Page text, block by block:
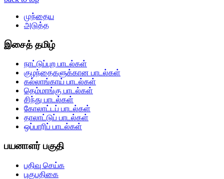
முந்தைய
அடுத்த
இசைத் தமிழ்
நாட்டுப்புற பாடல்கள்
குழந்தைகளுக்கான பாடல்கள்
கல்லாங்காய் பாடல்கள்
தெம்மாங்கு பாடல்கள்
சிந்து பாடல்கள்
கோலாட்டப் பாடல்கள்
தாலாட்டுப் பாடல்கள்
ஒப்பாரிப் பாடல்கள்
பயனாளர் பகுதி
பதிவு செய்க
புகுபதிகை